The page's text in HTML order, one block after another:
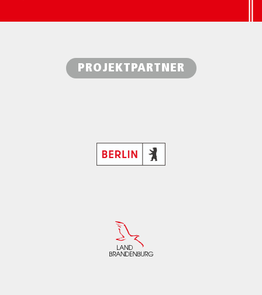
PROJEKTPARTNER